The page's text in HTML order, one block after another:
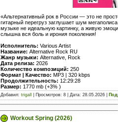
«Альтернативный рок в России — это не
гитарный перегруз заглушает шум
музыке не идеальную картинку, а живую
слышна вся боль и ирония поколения!
Исполнитель: Various Artist
Название: Alternative Rock RU
Жанр музыки: Alternative, Rock
Дата релиза: 2026
Количество композиций: 250
Формат | Качество: MP3 | 320 kbps
Продолжительность: 12:29:28
Размер: 1770 mb (+3% )
Добавил: trigall | Просмотров: 8 | Дата: 28.05.2026
Workout Spring (2026)